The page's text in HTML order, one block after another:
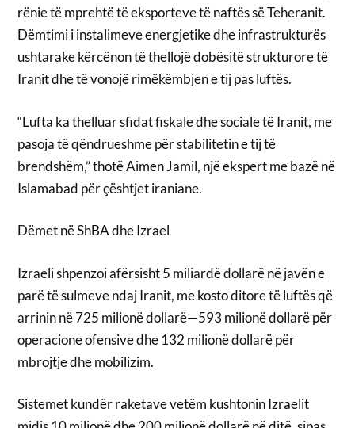
rënie të mprehtë të eksporteve të naftës së Teheranit.
Dëmtimi i instalimeve energjetike dhe infrastrukturës
ushtarake kërcënon të thellojë dobësitë strukturore të
Iranit dhe të vonojë rimëkëmbjen e tij pas luftës.
“Lufta ka thelluar sfidat fiskale dhe sociale të Iranit, me
pasoja të qëndrueshme për stabilitetin e tij të
brendshëm,” thotë Aimen Jamil, një ekspert me bazë në
Islamabad për çështjet iraniane.
Dëmet në ShBA dhe Izrael
Izraeli shpenzoi afërsisht 5 miliardë dollarë në javën e
parë të sulmeve ndaj Iranit, me kosto ditore të luftës që
arrinin në 725 milionë dollarë—593 milionë dollarë për
operacione ofensive dhe 132 milionë dollarë për
mbrojtje dhe mobilizim.
Sistemet kundër raketave vetëm kushtonin Izraelit